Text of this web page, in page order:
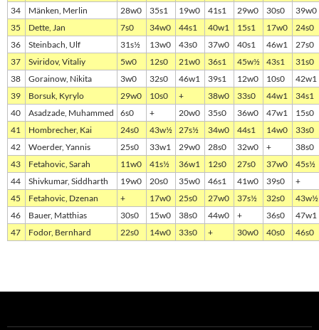
34
Mänken, Merlin 28w0 35s1 19w0 41s1 29w0 30s0
39w0
35
Dette, Jan 7s0 34w0 44s1 40w1 15s1 17w0
24s0
36
Steinbach, Ulf 31s½ 13w0 43s0 37w0 40s1 46w1
27s0
37
Sviridov, Vitaliy 5w0 12s0 21w0 36s1 45w½ 43s1
31s0
38
Gorainow, Nikita 3w0 32s0 46w1 39s1 12w0 10s0
42w1
39
Borsuk, Kyrylo 29w0 10s0 + 38w0 33s0 44w1
34s1
40
Asadzade, Muhammed 6s0 + 20w0 35s0 36w0 47w1
15s0
41
Hombrecher, Kai 24s0 43w½ 27s½ 34w0 44s1 14w0
33s0
42
Woerder, Yannis 25s0 33w1 29w0 28s0 32w0 +
38s0
43
Fetahovic, Sarah 11w0 41s½ 36w1 12s0 27s0 37w0
45s½
44
Shivkumar, Siddharth 19w0 20s0 35w0 46s1 41w0 39s0
+
45
Fetahovic, Dzenan + 17w0 25s0 27w0 37s½ 32s0
43w½
46
Bauer, Matthias 30s0 15w0 38s0 44w0 + 36s0
47w1
47
Fodor, Bernhard 22s0 14w0 33s0 + 30w0 40s0 46s0